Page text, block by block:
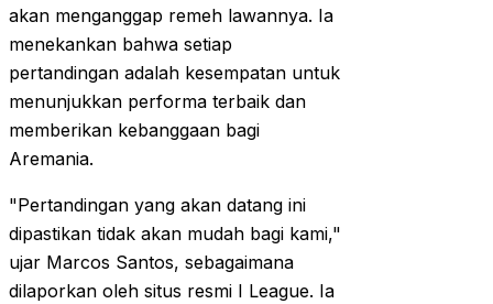
akan menganggap remeh lawannya. Ia
menekankan bahwa setiap
pertandingan adalah kesempatan untuk
menunjukkan performa terbaik dan
memberikan kebanggaan bagi
Aremania.
"Pertandingan yang akan datang ini
dipastikan tidak akan mudah bagi kami,"
ujar Marcos Santos, sebagaimana
dilaporkan oleh situs resmi I League. Ia